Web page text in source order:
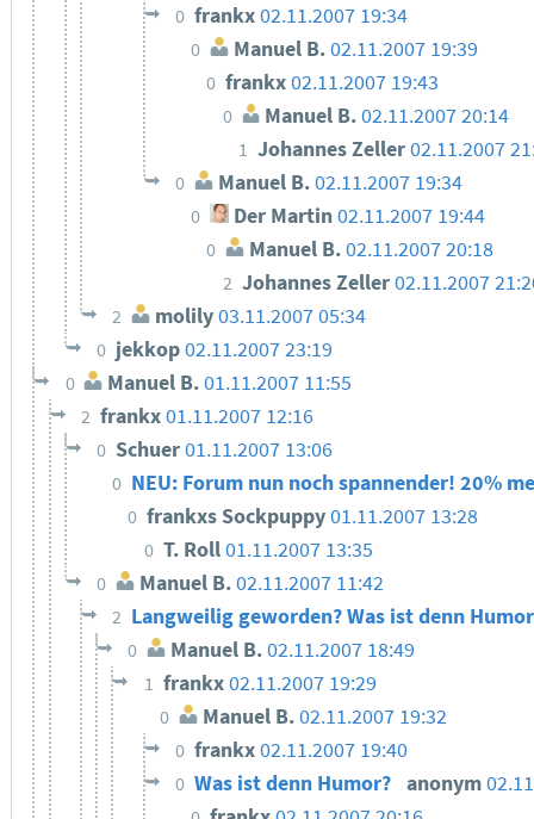
0 frankx02.11.2007 19:34
0 Manuel B.02.11.2007 19:39
0 frankx02.11.2007 19:43
0 Manuel B.02.11.2007 20:14
1 Johannes Zeller02.11.2007
0 Manuel B.02.11.2007 19:34
0 Der Martin02.11.2007 19:44
0 Manuel B.02.11.2007 20:18
2 Johannes Zeller02.11.2007
2 molily03.11.2007 05:34
0 jekkop02.11.2007 23:19
0 Manuel B.01.11.2007 11:55
2 frankx01.11.2007 12:16
0 Schuer01.11.2007 13:06
0 NEU: Forum nun noch spannender! 20%
0 frankxs Sockpuppy01.11.2007 13:28
0 T. Roll01.11.2007 13:35
0 Manuel B.02.11.2007 11:42
2 Langweilig geworden? Was ist denn
0 Manuel B.02.11.2007 18:49
1 frankx02.11.2007 19:29
0 Manuel B. 02.11.2007 19:32
0 frankx02.11.2007 19:40
0 Was ist denn Humor? anonym